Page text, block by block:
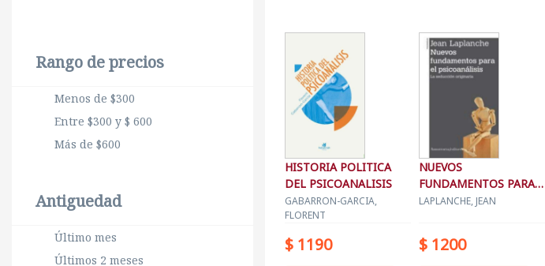
Rango de precios
Menos de $300
Entre $300 y $ 600
Más de $600
Antiguedad
Último mes
Últimos 2 meses
HISTORIA POLITICA
DEL PSICOANALISIS
GABARRON-GARCIA,
FLORENT
$ 1190
NUEVOS
FUNDAMENTOS PARA
EL PSICOANALISIS
LAPLANCHE, JEAN
$ 1200